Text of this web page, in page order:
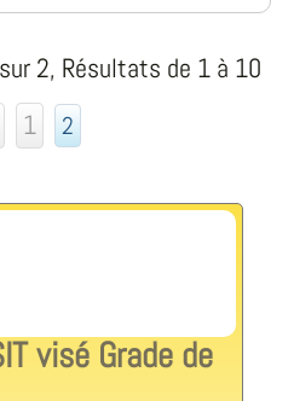
2, Résultats de 1 à 10
1 2
visé Grade de